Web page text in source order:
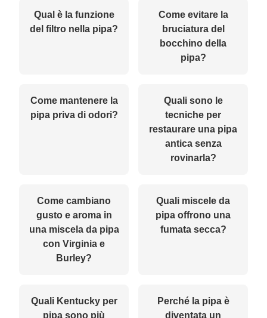
Qual è la funzione
del filtro nella pipa?
Come evitare la
bruciatura del
bocchino della
pipa?
Come mantenere la
pipa priva di odori?
Quali sono le
tecniche per
restaurare una pipa
antica senza
rovinarla?
Come cambiano
gusto e aroma in
una miscela da pipa
con Virginia e
Burley?
Quali miscele da
pipa offrono una
fumata secca?
Quali Kentucky per
pipa sono più
Perché la pipa è
diventata un